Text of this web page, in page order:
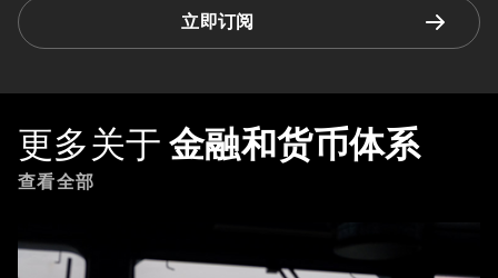
立即订阅
更多关于 金融和货币体系
查看全部